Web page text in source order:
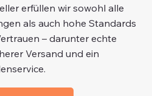
erfüllen wir sowohl alle
als auch hohe Standards
– darunter echte
Versand und ein